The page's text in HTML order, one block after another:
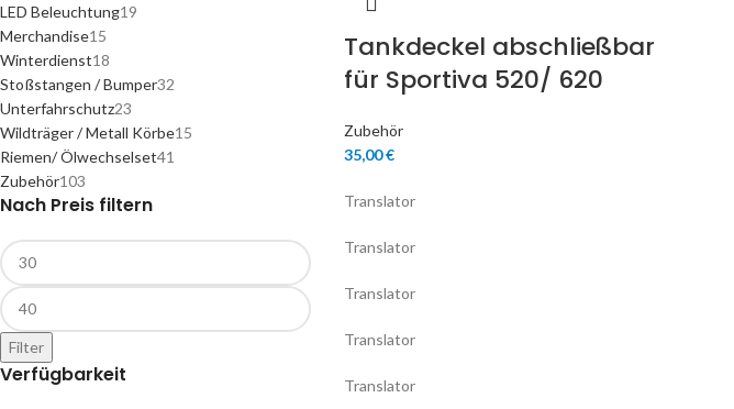
LED Beleuchtung19
Merchandise15
Winterdienst18
Stoßstangen / Bumper32
Unterfahrschutz23
Wildträger / Metall Körbe15
Riemen/ Ölwechselset41
Zubehör103
Nach Preis filtern
Filter
Verfügbarkeit
Tankdeckel abschließbar
für Sportiva 520/ 620
Zubehör
35,00€
Translator
Translator
Translator
Translator
Translator